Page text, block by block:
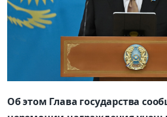
Об этом Глава государства